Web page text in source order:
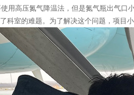
用高压氮气降温法，但是氮气瓶出气口
科室的难题。为了解决这个问题，项目